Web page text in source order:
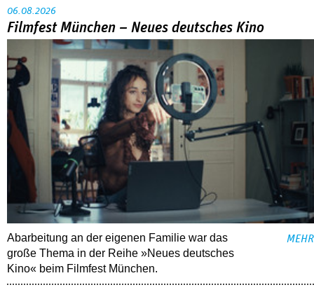
06.08.2026
Filmfest München – Neues deutsches Kino
Abarbeitung an der eigenen Familie war das
große Thema in der Reihe »Neues deutsches
Kino« beim Filmfest München.
MEHR